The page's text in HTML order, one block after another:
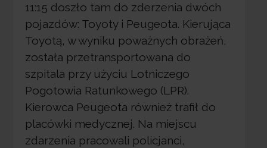
11:15 doszło tam do zderzenia dwóch
pojazdów: Toyoty i Peugeota. Kierująca
Toyotą, w wyniku poważnych obrażeń,
została przetransportowana do
szpitala przy użyciu Lotniczego
Pogotowia Ratunkowego (LPR).
Kierowca Peugeota również trafił do
placówki medycznej. Na miejscu
zdarzenia pracowali policjanci,